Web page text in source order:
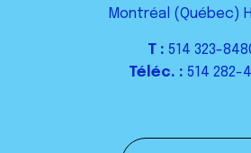
Montréal (Québec)
T : 514 323-
Téléc. : 514 282-